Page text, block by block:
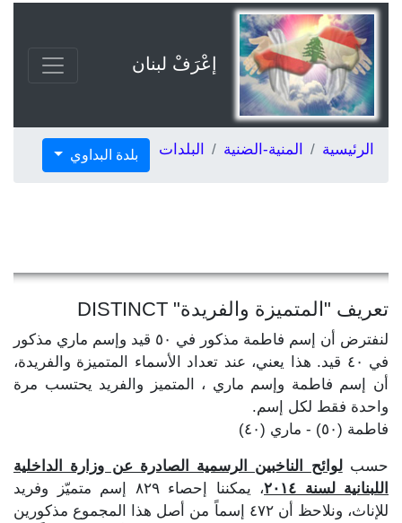
إعْرَفْ لبنان
الرئيسية المنية-الضنية البلدات بلدة البداوي
تعريف "المتميزة والفريدة" DISTINCT
لنفترض أن إسم فاطمة مذكور في ٥٠ قيد وإسم ماري مذكور
في ٤٠ قيد. هذا يعني، عند تعداد الأسماء المتميزة والفريدة،
أن إسم فاطمة وإسم ماري ، المتميز والفريد يحتسب مرة
واحدة فقط لكل إسم.
فاطمة (٥٠) - ماري (٤٠)
حسبلوائح الناخبين الرسمية الصادرة عن وزارة الداخلية
اللبنانية لسنة ٢٠١٤
، يمكننا إحصاء ٨٢٩ إسم متميّز وفريد
للإناث، ونلاحظ أن ٤٧٢ إسماً من أصل هذا المجموع مذكورين